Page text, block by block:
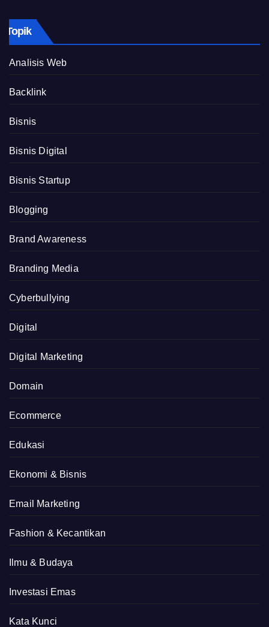
Topik
Analisis Web
Backlink
Bisnis
Bisnis Digital
Bisnis Startup
Blogging
Brand Awareness
Branding Media
Cyberbullying
Digital
Digital Marketing
Domain
Ecommerce
Edukasi
Ekonomi & Bisnis
Email Marketing
Fashion & Kecantikan
Ilmu & Budaya
Investasi Emas
Kata Kunci